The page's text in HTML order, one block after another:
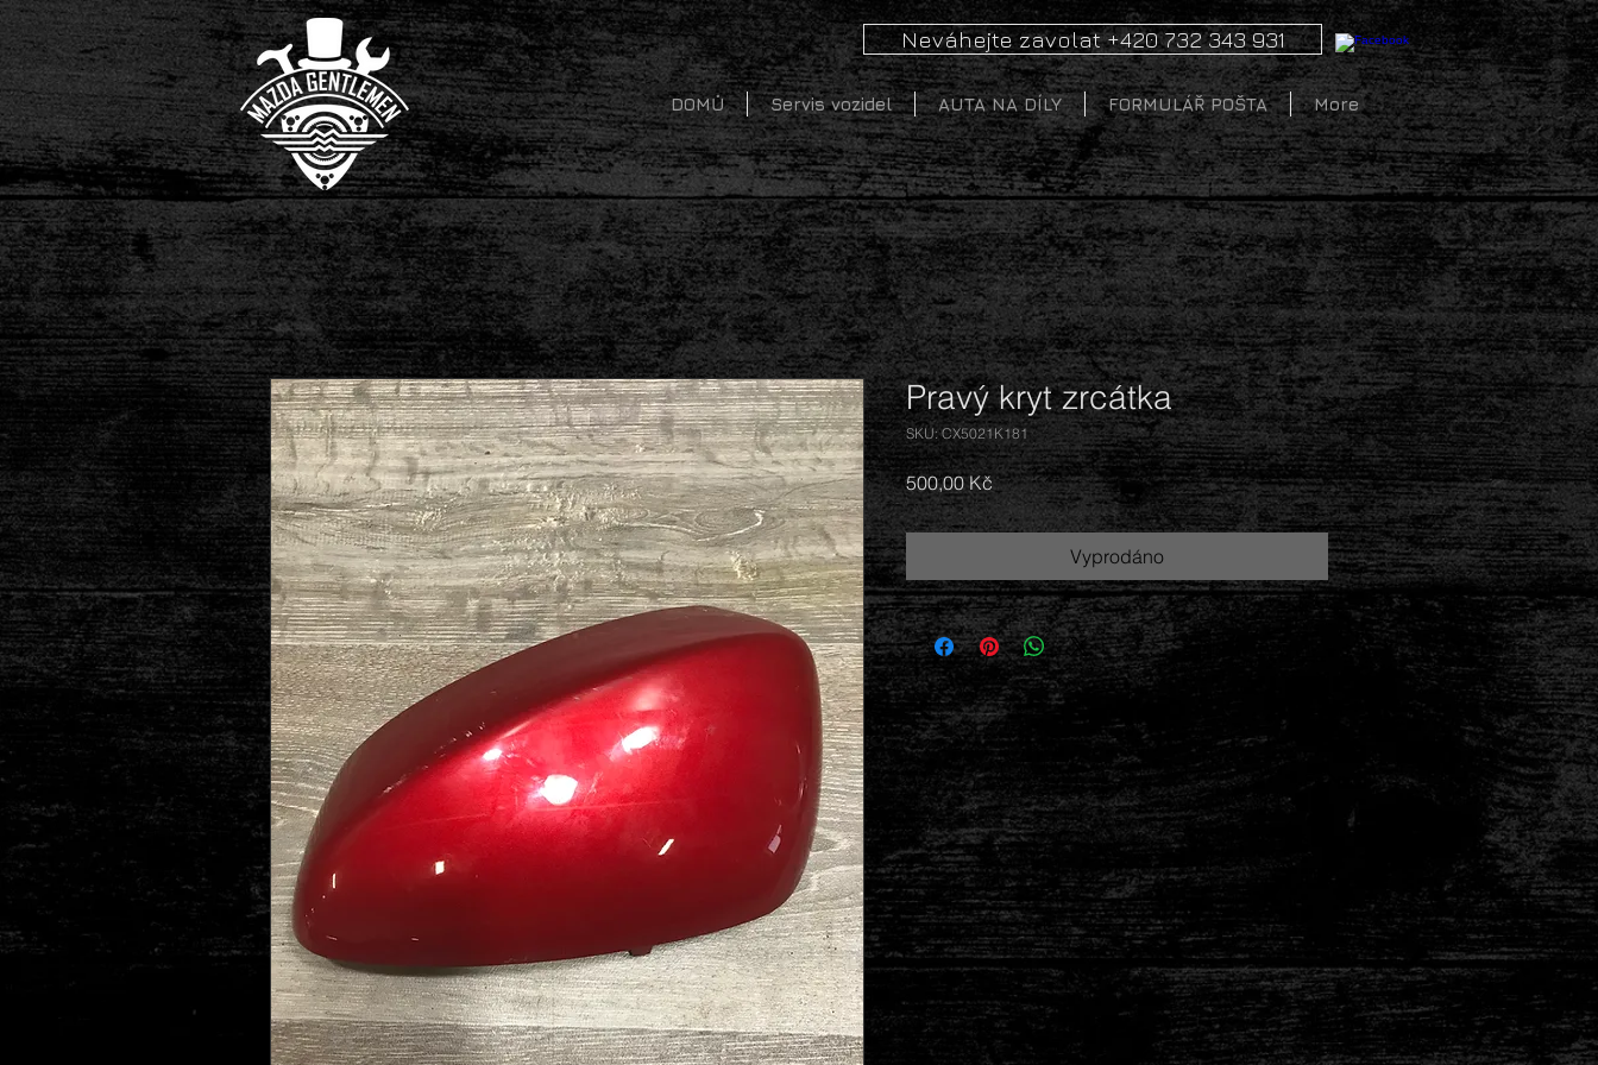
Neváhejte zavolat +420 732 343 931
DOMŮ Servis vozidel AUTA NA DÍLY FORMULÁŘ POŠTA More
Pravý kryt zrcátka
SKU: CX5021K181
500,00 KčCena
Vyprodáno